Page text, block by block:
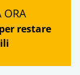
ORA
restare